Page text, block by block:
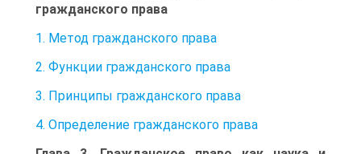
гражданского права
1. Метод гражданского права
2. Функции гражданского права
3. Принципы гражданского права
4. Определение гражданского права